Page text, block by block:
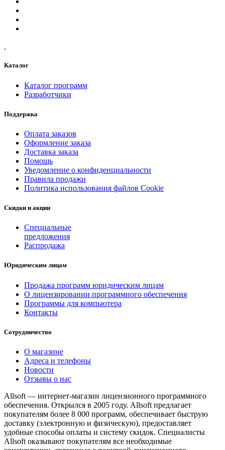
Каталог
Каталог программ
Разработчики
Поддержка
Оплата заказов
Оформление заказа
Доставка заказа
Помощь
Уведомление о конфиденциальности
Правила продажи
Политика использования файлов Cookie
Скидки и акции
Специальные
предложения
Распродажа
Юридическим лицам
Продажа программ юридическим лицам
О лицензировании программного обеспечения
Программы для компьютера
Контакты
Сотрудничество
О магазине
Адреса и телефоны
Новости
Отзывы о нас
Allsoft — интернет-магазин лицензионного программного
обеспечения. Открылся в 2005 году. Allsoft предлагает
покупателям более 8 000 программ, обеспечивает быструю
доставку (электронную и физическую), предоставляет
удобные способы оплаты и систему скидок. Специалисты
Allsoft оказывают покупателям все необходимые